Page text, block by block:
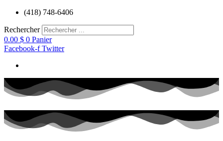
Aller
contenu
(418) 748-6406
Rechercher
0.00 $ 0 Panier
Facebook-f Twitter